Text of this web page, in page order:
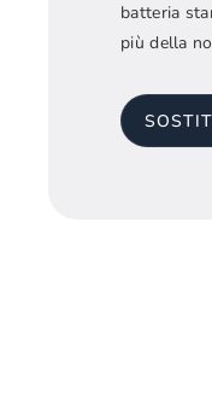
batteria
più della